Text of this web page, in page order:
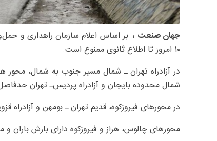
جهان صنعت ، بر اساس اعلام سازمان راهداری و
۱۰ امروز تا اطلاع ثانوی ممنوع است.
در آزادراه تهران ـ شمال مسیر جنوب به شمال،
شمال محدوده بایجان و آزادراه پردیس‌ـ تهران حدفاصل تونل شمال ۲ تا تونل شماره
در محورهای فیروزکوه، قدیم تهران‌ ـ بومهن و
محورهای چالوس، هراز و فیروزکوه دارای بارش باران